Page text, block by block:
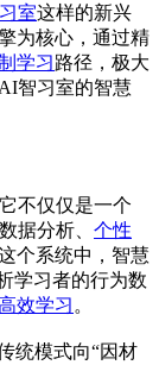
室这样的新兴
为核心，通过精
学习路径，极大
智习室的智慧
不仅仅是一个
据分析、 个性
个系统中，智慧
学习者的行为数
效学习 。
统模式向“因材